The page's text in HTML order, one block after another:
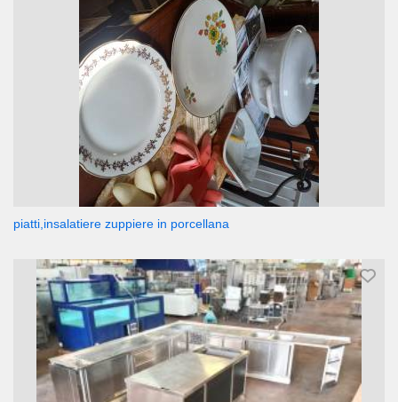
piatti,insalatiere zuppiere in porcellana